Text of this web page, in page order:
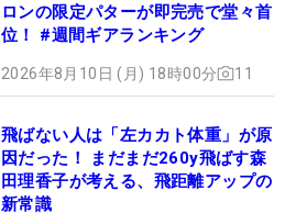
ロンの限定パターが即完売で堂々首
位！ #週間ギアランキング
2026年8月10日 (月) 18時00分 11
飛ばない人は「左カカト体重」が原
因だった！ まだまだ260y飛ばす森
田理香子が考える、飛距離アップの
新常識